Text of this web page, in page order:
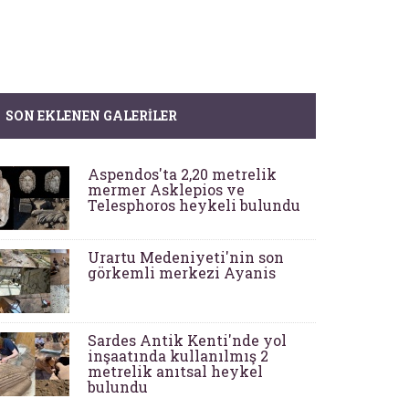
SON EKLENEN GALERILER
Aspendos'ta 2,20 metrelik
mermer Asklepios ve
Telesphoros heykeli bulundu
Urartu Medeniyeti'nin son
görkemli merkezi Ayanis
Sardes Antik Kenti'nde yol
inşaatında kullanılmış 2
metrelik anıtsal heykel
bulundu